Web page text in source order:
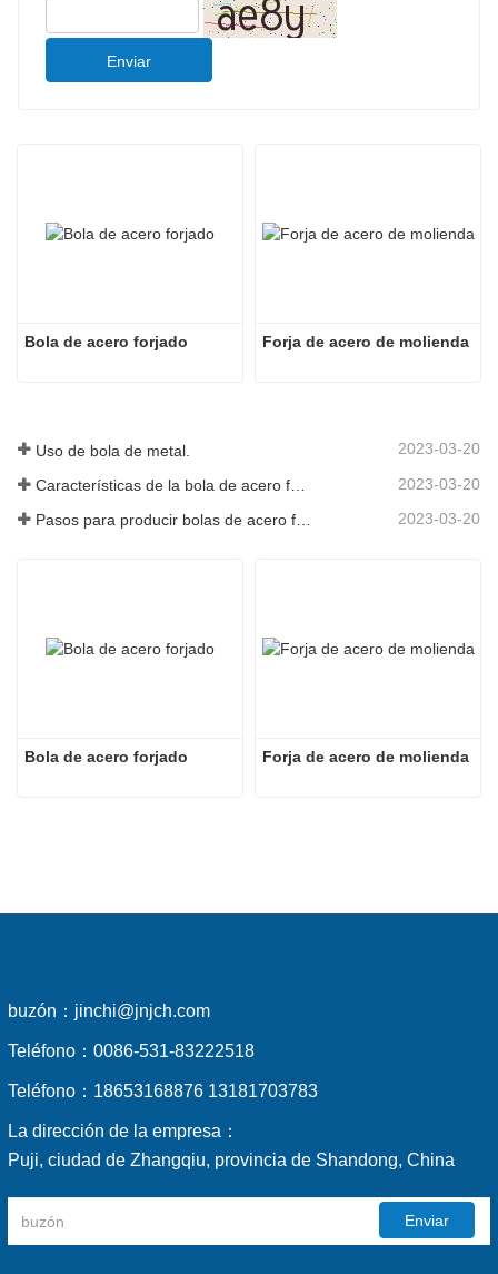
Enviar
Bola de acero forjado Forja de acero de molienda
Uso de bola de metal. 2023-03-20
2023-03-20
Pasos para producir bolas de acero forjado 2023-03-20
Bola de acero forjado Forja de acero de molienda
buzón： jinchi@jnjch.com
Teléfono： 0086-531-83222518
Teléfono： 18653168876 13181703783
La dirección de la empresa：
Puji, ciudad de Zhangqiu, provincia de Shandong, China
Enviar